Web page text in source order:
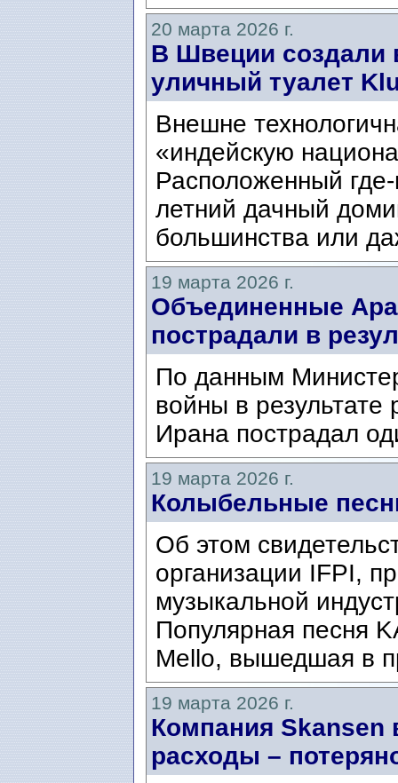
20 марта 2026 г.
В Швеции создали
уличный туалет
Внешне
«индейскую
Расположенный
летний дачный
большинства или
19 марта 2026 г.
Объединенные
пострадали в
По данным
войны в результате
Ирана пострадал
19 марта 2026 г.
Колыбельные
Об этом
организации IFPI,
музыкальной
Популярная песня
Mello, вышедшая в
19 марта 2026 г.
Компания Skansen
расходы –